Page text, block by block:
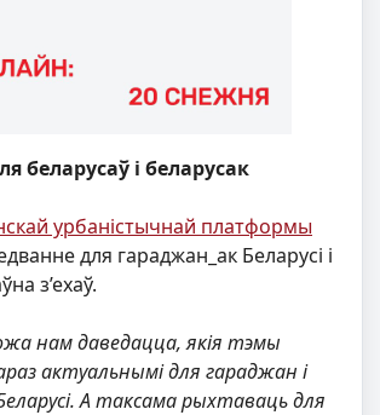
беларусаў і беларусак
урбаністычнай платформы
для гараджан_ак Беларусі і
з’ехаў.
нам даведацца, якія тэмы
актуальнымідля гараджан і
А таксама рыхтаваць для